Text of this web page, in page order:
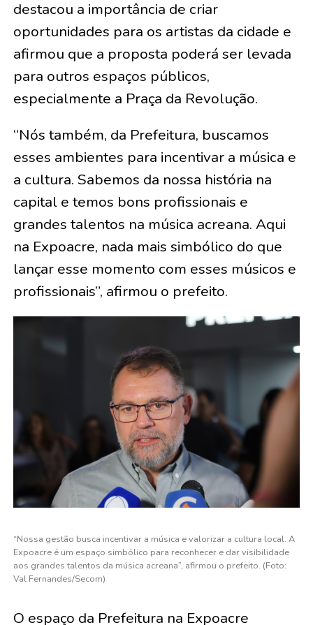
destacou a importância de criar
oportunidades para os artistas da cidade e
afirmou que a proposta poderá ser levada
para outros espaços públicos,
especialmente a Praça da Revolução.
“Nós também, da Prefeitura, buscamos
esses ambientes para incentivar a música e
a cultura. Sabemos da nossa história na
capital e temos bons profissionais e
grandes talentos na música acreana. Aqui
na Expoacre, nada mais simbólico do que
lançar esse momento com esses músicos e
profissionais”, afirmou o prefeito.
“Nossa gestão busca incentivar a música e valorizar a cultura local. A
Expoacre é um espaço simbólico para reconhecer e dar visibilidade
aos grandes talentos da música acreana”, afirmou o prefeito. (Foto:
Val Fernandes/Secom)
O espaço da Prefeitura na Expoacre